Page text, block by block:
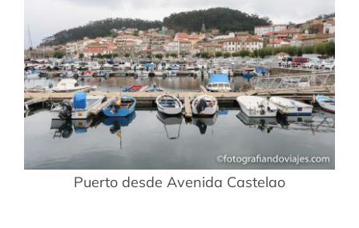
Puerto desde Avenida Castelao